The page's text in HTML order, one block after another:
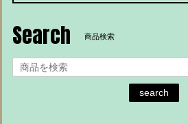
Search 商品検索
search